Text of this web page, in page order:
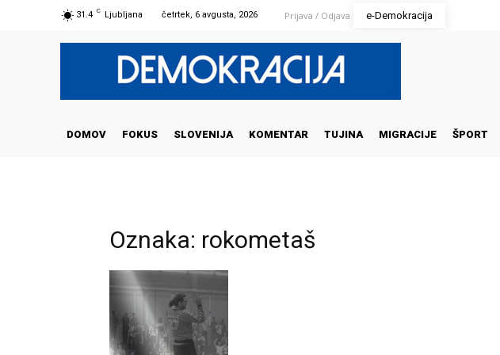
31.4 C Ljubljana četrtek, 6 avgusta, 2026 Prijava / Odjava e-Demokracija
DOMOV FOKUS SLOVENIJA KOMENTAR TUJINA MIGRACIJE ŠPORT
Oznaka: rokometaš